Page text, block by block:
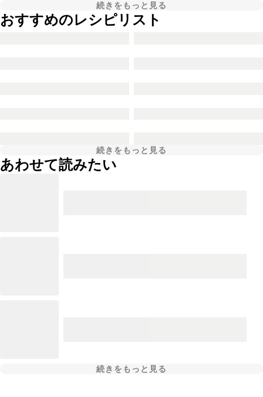
続きをもっと見る
おすすめのレシピリスト
続きをもっと見る
あわせて読みたい
続きをもっと見る